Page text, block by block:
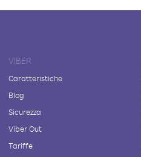
VIBER
Caratteristiche
Blog
Sicurezza
Viber Out
Tariffe